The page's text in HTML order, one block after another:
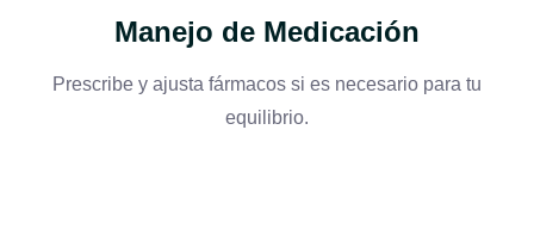
Manejo de Medicación
Prescribe y ajusta fármacos si es necesario para tu
equilibrio.